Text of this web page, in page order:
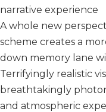
narrative experience
A whole new
scheme creates a
down memory lane
Terrifyingly realistic
breathtakingly
and atmospheric